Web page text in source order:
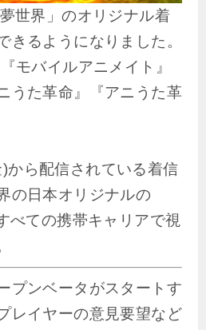
世界」のオリジナル着
きるようになりました。
モバイルアニメイト』
た革命』『アニうた革
から配信されている着信
の日本オリジナルの
べての携帯キャリアで視
プンベータがスタートす
レイヤーの意見要望など